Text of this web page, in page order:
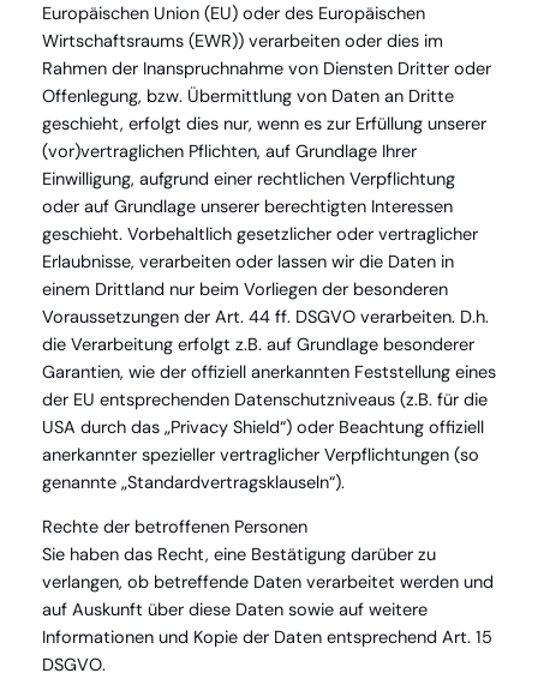
Europäischen Union (EU) oder des Europäischen
Wirtschaftsraums (EWR)) verarbeiten oder dies im
Rahmen der Inanspruchnahme von Diensten Dritter oder
Offenlegung, bzw. Übermittlung von Daten an Dritte
geschieht, erfolgt dies nur, wenn es zur Erfüllung unserer
(vor)vertraglichen Pflichten, auf Grundlage Ihrer
Einwilligung, aufgrund einer rechtlichen Verpflichtung
oder auf Grundlage unserer berechtigten Interessen
geschieht. Vorbehaltlich gesetzlicher oder vertraglicher
Erlaubnisse, verarbeiten oder lassen wir die Daten in
einem Drittland nur beim Vorliegen der besonderen
Voraussetzungen der Art. 44 ff. DSGVO verarbeiten. D.h.
die Verarbeitung erfolgt z.B. auf Grundlage besonderer
Garantien, wie der offiziell anerkannten Feststellung eines
der EU entsprechenden Datenschutzniveaus (z.B. für die
USA durch das „Privacy Shield“) oder Beachtung offiziell
anerkannter spezieller vertraglicher Verpflichtungen (so
genannte „Standardvertragsklauseln“).
Rechte der betroffenen Personen
Sie haben das Recht, eine Bestätigung darüber zu
verlangen, ob betreffende Daten verarbeitet werden und
auf Auskunft über diese Daten sowie auf weitere
Informationen und Kopie der Daten entsprechend Art. 15
DSGVO.